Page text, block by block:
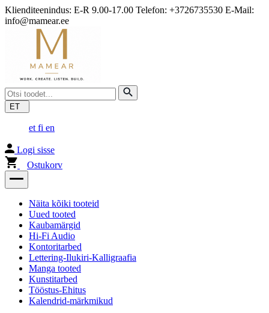
Klienditeenindus: E-R 9.00-17.00 Telefon: +3726735530 E-Mail:
info@mamear.ee
ET
et fi en
Logi sisse
Ostukorv
Näita kõiki tooteid
Uued tooted
Kaubamärgid
Hi-Fi Audio
Kontoritarbed
Lettering-Ilukiri-Kalligraafia
Manga tooted
Kunstitarbed
Tööstus-Ehitus
Kalendrid-märkmikud